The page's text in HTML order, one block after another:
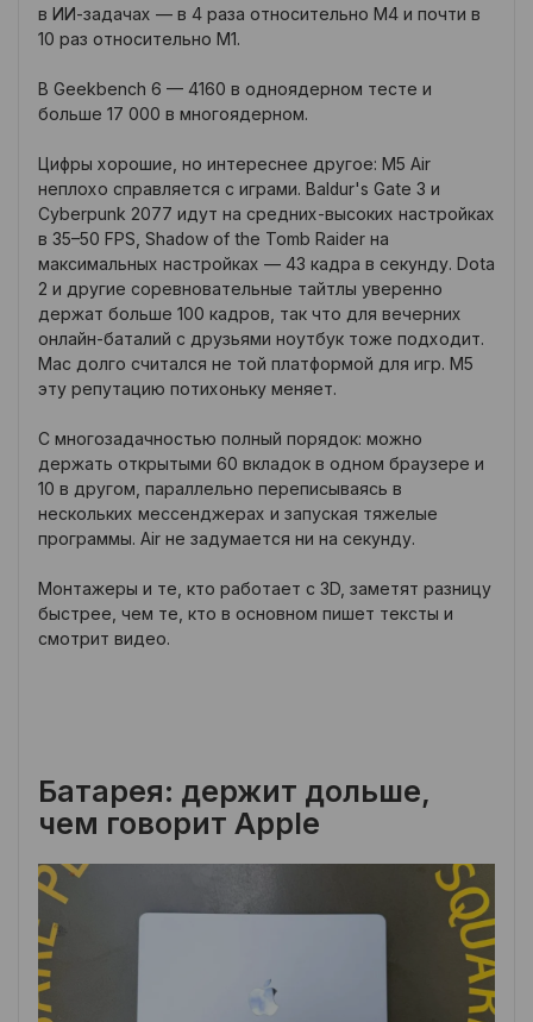
в ИИ-задачах — в 4 раза относительно M4 и почти в
10 раз относительно M1.
В Geekbench 6 — 4160 в одноядерном тесте и
больше 17 000 в многоядерном.
Цифры хорошие, но интереснее другое: M5 Air
неплохо справляется с играми. Baldur's Gate 3 и
Cyberpunk 2077 идут на средних-высоких настройках
в 35–50 FPS, Shadow of the Tomb Raider на
максимальных настройках — 43 кадра в секунду. Dota
2 и другие соревновательные тайтлы уверенно
держат больше 100 кадров, так что для вечерних
онлайн-баталий с друзьями ноутбук тоже подходит.
Mac долго считался не той платформой для игр. M5
эту репутацию потихоньку меняет.
С многозадачностью полный порядок: можно
держать открытыми 60 вкладок в одном браузере и
10 в другом, параллельно переписываясь в
нескольких мессенджерах и запуская тяжелые
программы. Air не задумается ни на секунду.
Монтажеры и те, кто работает с 3D, заметят разницу
быстрее, чем те, кто в основном пишет тексты и
смотрит видео.
Батарея: держит дольше,
чем говорит Apple